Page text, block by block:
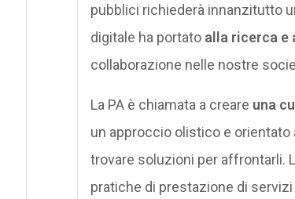
pubblici richiederà innanzitutto
digitale ha portato alla ricerca e
collaborazione nelle nostre
La PA è chiamata a creare una
un approccio olistico e
trovare soluzioni per affrontarli.
pratiche di prestazione di